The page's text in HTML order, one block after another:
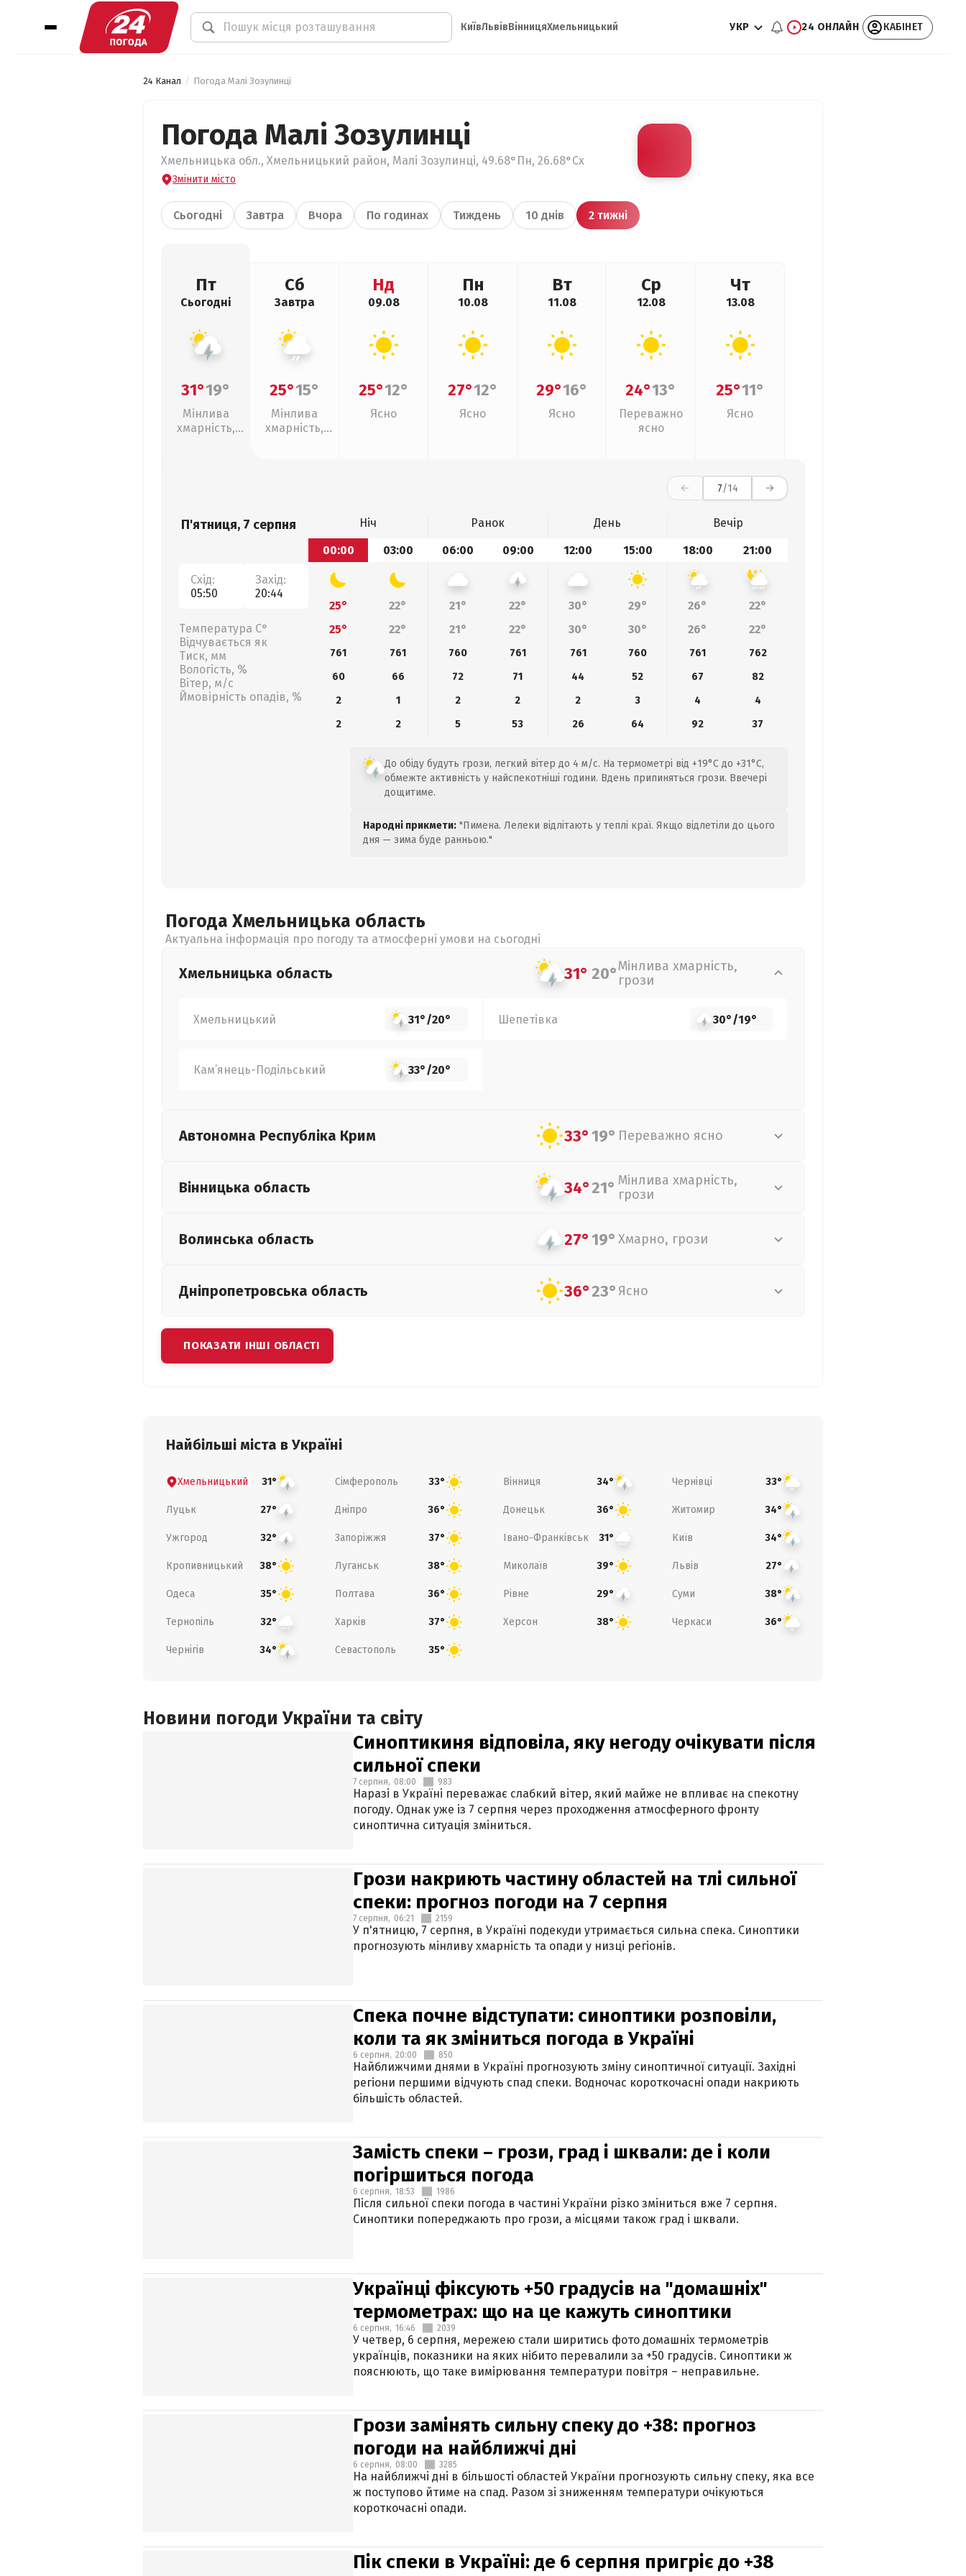
КиївЛьвівВінницяХмельницький УКР 24 ОНЛАЙН КАБІНЕТ
24 Канал Погода Малі Зозулинці
Погода Малі Зозулинці
Хмельницька обл., Хмельницький район, Малі Зозулинці, 49.68°Пн, 26.68°Сх
Змінити місто
Сьогодні Завтра Вчора По годинах Тиждень 10 днів 2 тижні
Пт
Сьогодні
31°19°
Мінлива
хмарність,
Сб
Завтра
25°15°
Мінлива
хмарність,
Нд
09.08
25°12°
Ясно
Пн
10.08
27°12°
Ясно
Вт
11.08
29°16°
Ясно
Ср
12.08
24°13°
Переважно
ясно
Чт
13.08
25°11°
Ясно
7/14
П'ятниця, 7 серпня
Схід:
05:50
Захід:
20:44
Температура С°
Відчувається як
Тиск, мм
Вологість, %
Вітер, м/с
Ймовірність опадів, %
Ніч Ранок День
Вечір
00:00
03:00 06:00 09:00 12:00 15:00 18:00 21:00
25° 22° 21° 22° 30° 29° 26°
22°
25°
22° 21° 22° 30° 30° 26° 22°
761 761 760 761 761 760 761
762
60
66 72 71 44 52 67
82
2
1 2 2 2 3 4
4
2
2 5 53 26 64 92 37
До обіду будуть грози, легкий вітер до 4 м/с. На термометрі від +19°C до +31°C,
обмежте активність у найспекотніші години. Вдень припиняться грози. Ввечері
дощитиме.
Народні прикмети: "Пимена. Лелеки відлітають у теплі краї. Якщо відлетіли до цього
дня — зима буде ранньою."
Погода Хмельницька область
Актуальна інформація про погоду та атмосферні умови на сьогодні
Хмельницька область 31° 20°Мінлива хмарність,
грози
Хмельницький 31°/20° Шепетівка 30°/19°
Кам’янець-Подільський 33°/20°
Автономна Республіка Крим 33°19° Переважно ясно
Вінницька область 34°21° Мінлива хмарність,
грози
Волинська область 27°19° Хмарно, грози
Дніпропетровська область 36°23° Ясно
ПОКАЗАТИ ІНШІ ОБЛАСТІ
Найбільші міста в Україні
Хмельницький 31° Сімферополь 33° Вінниця 34° Чернівці 33°
Луцьк 27° Дніпро 36° Донецьк 36° Житомир 34°
Ужгород 32° Запоріжжя 37° Івано-Франківськ 31° Київ 34°
Кропивницький 38° Луганськ 38° Миколаїв 39° Львів 27°
Одеса 35° Полтава 36° Рівне 29° Суми 38°
Тернопіль 32° Харків 37° Херсон 38° Черкаси 36°
Чернігів 34° Севастополь 35°
Новини погоди України та світу
Синоптикиня відповіла, яку негоду очікувати після
сильної спеки
7 серпня, 08:00 983
Наразі в Україні переважає слабкий вітер, який майже не впливає на спекотну
погоду. Однак уже із 7 серпня через проходження атмосферного фронту
синоптична ситуація зміниться.
Грози накриють частину областей на тлі сильної
спеки: прогноз погоди на 7 серпня
7 серпня, 06:21 2159
У п'ятницю, 7 серпня, в Україні подекуди утримається сильна спека. Синоптики
прогнозують мінливу хмарність та опади у низці регіонів.
Спека почне відступати: синоптики розповіли,
коли та як зміниться погода в Україні
6 серпня, 20:00 850
Найближчими днями в Україні прогнозують зміну синоптичної ситуації. Західні
регіони першими відчують спад спеки. Водночас короткочасні опади накриють
більшість областей.
Замість спеки – грози, град і шквали: де і коли
погіршиться погода
6 серпня, 18:53 1986
Після сильної спеки погода в частині України різко зміниться вже 7 серпня.
Синоптики попереджають про грози, а місцями також град і шквали.
Українці фіксують +50 градусів на "домашніх"
термометрах: що на це кажуть синоптики
6 серпня, 16:46 2039
У четвер, 6 серпня, мережею стали ширитись фото домашніх термометрів
українців, показники на яких нібито перевалили за +50 градусів. Синоптики ж
пояснюють, що таке вимірювання температури повітря – неправильне.
Грози замінять сильну спеку до +38: прогноз
погоди на найближчі дні
6 серпня, 08:00 3285
На найближчі дні в більшості областей України прогнозують сильну спеку, яка все
ж поступово йтиме на спад. Разом зі зниженням температури очікуються
короткочасні опади.
Пік спеки в Україні: де 6 серпня пригріє до +38